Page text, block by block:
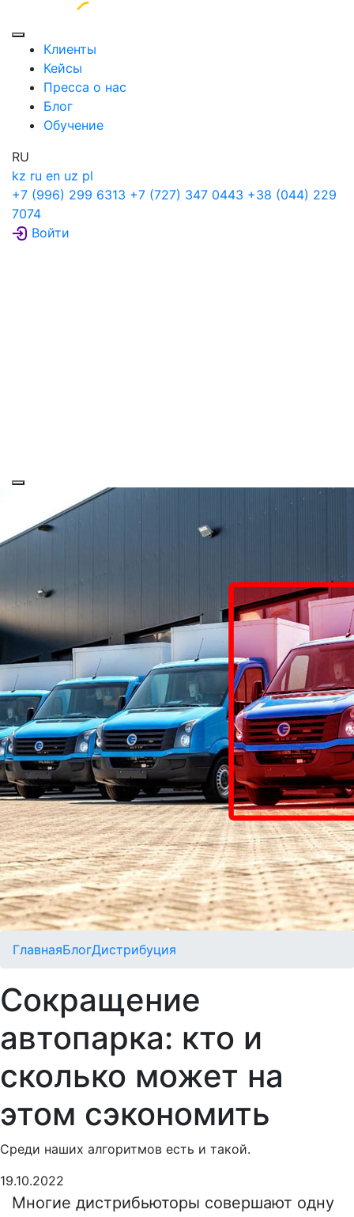
Клиенты
Кейсы
Пресса о нас
Блог
Обучение
RU
kz ru en uz pl
+7 (996) 299 6313 +7 (727) 347 0443 +38 (044) 229
7074
Войти
ГлавнаяБлогДистрибуция
Сокращение
автопарка: кто и
сколько может на
этом сэкономить
Среди наших алгоритмов есть и такой.
19.10.2022
Многие дистрибьюторы совершают одну